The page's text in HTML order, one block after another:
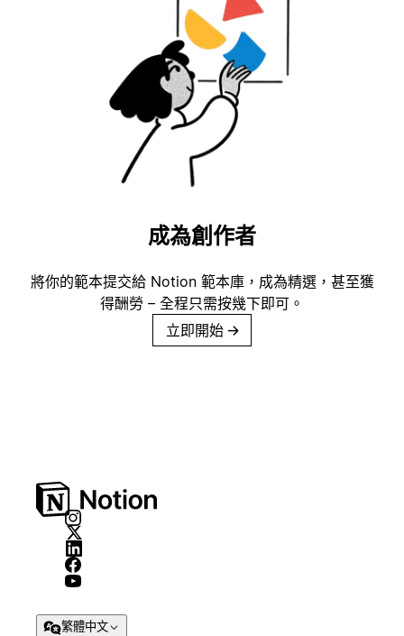
成為創作者
將你的範本提交給 Notion 範本庫，成為精選，甚至獲
得酬勞 – 全程只需按幾下即可。
立即開始 →
繁體中文